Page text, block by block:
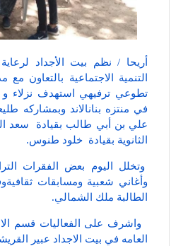
أريحا / نظم بيت الأجداد
التنمية الاجتماعية بالتعاون مع
تطوعي ترفيهي استهدف نزلاء و
في منتزه بنانالاند وبمشاركه
علي بن أبي طالب بقيادة سعد
الثانوية بقيادة خلود طنوس.
وتخلل اليوم بعض الفقرات
وأغاني شعبية ومسابقات
الطالبة ملك الشمالي.
واشرف على الفعاليات قسم
العامه في بيت الاجداد عبير